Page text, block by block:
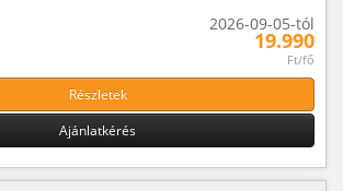
2026-09-05-tól
19.990
Ft/fő
Részletek
Ajánlatkérés